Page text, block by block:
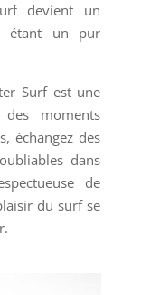
devient un
étant un pur
Surf est une
des moments
échangez des
dans
de
du surf se